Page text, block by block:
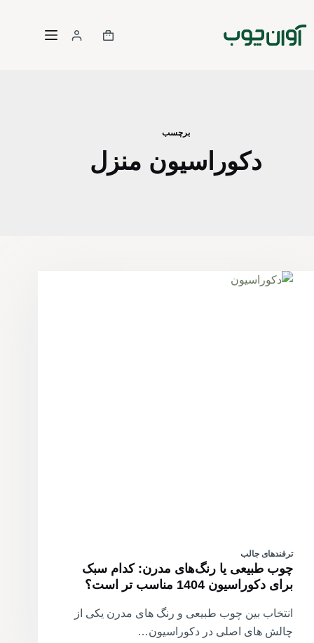
به
محتوا
سبد
برچسب
دکوراسیون منزل
ترفندهای جالب
چوب طبیعی یا رنگ‌های مدرن: کدام سبک
برای دکوراسیون 1404 مناسب تر است؟
انتخاب بین چوب طبیعی و رنگ های مدرن یکی از
چالش های اصلی در دکوراسیون…